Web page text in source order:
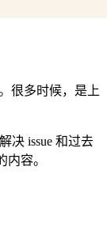
很多时候，是上
决 issue 和过去
容。